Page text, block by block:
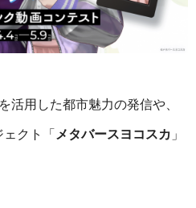
活用した都市魅力の発信や、
クト「 メタバースヨコスカ 」